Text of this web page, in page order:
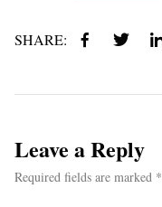
SHARE:
Leave a Reply
Required fields are marked *